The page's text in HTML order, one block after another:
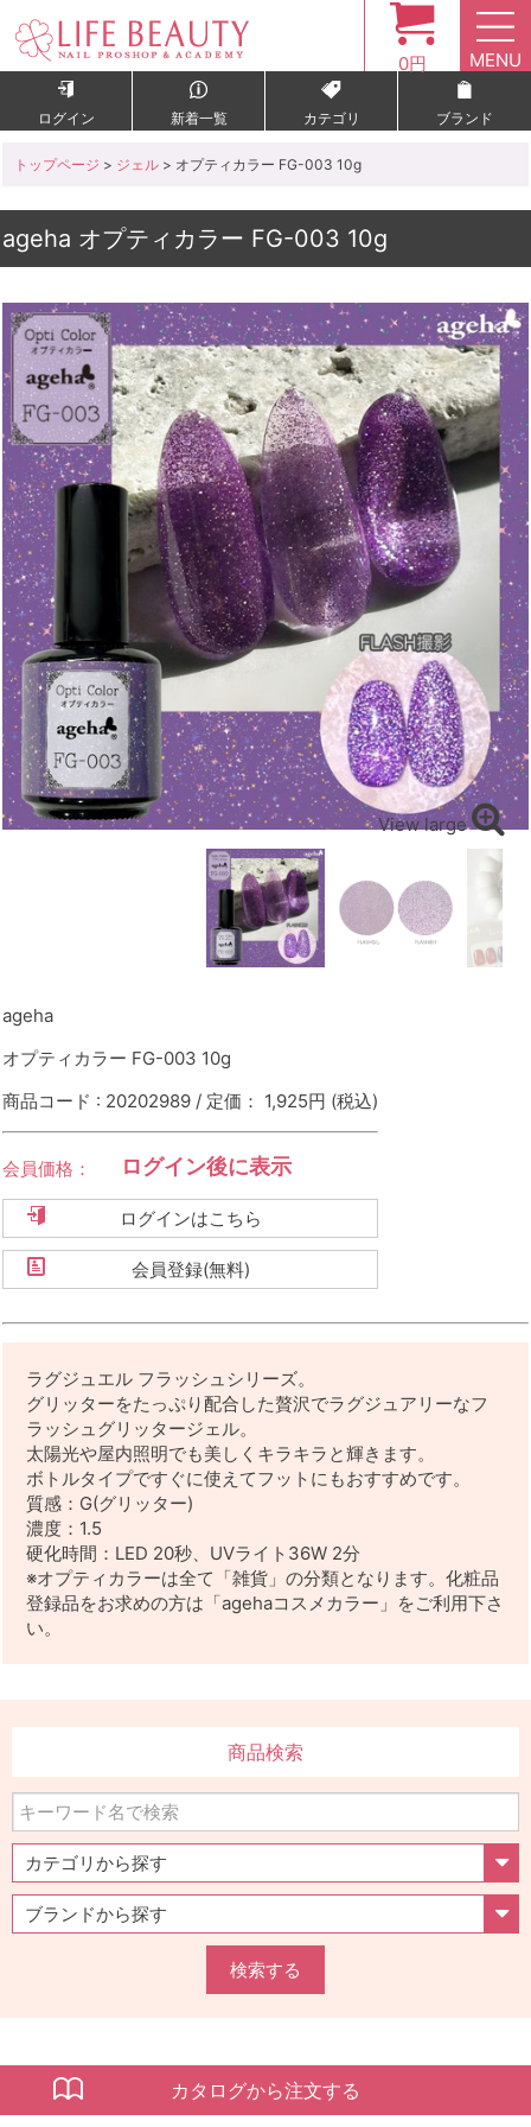
0円 MENU
ログイン 新着一覧 カテゴリ ブランド
トップページ > ジェル > オプティカラー FG-003 10g
ageha オプティカラー FG-003 10g
View large
ageha
オプティカラー FG-003 10g
商品コード : 20202989 / 定価： 1,925円 (税込)
会員価格： ログイン後に表示
ログインはこちら
会員登録(無料)
ラグジュエル フラッシュシリーズ。
グリッターをたっぷり配合した贅沢でラグジュアリーなフ
ラッシュグリッタージェル。
太陽光や屋内照明でも美しくキラキラと輝きます。
ボトルタイプですぐに使えてフットにもおすすめです。
質感：G(グリッター)
濃度：1.5
硬化時間：LED 20秒、UVライト36W 2分
※オプティカラーは全て「雑貨」の分類となります。化粧品
登録品をお求めの方は「agehaコスメカラー」をご利用下さ
い。
商品検索
検索する
カタログから注文する